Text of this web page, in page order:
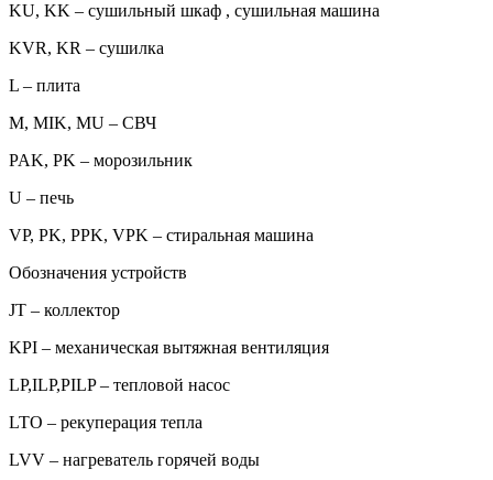
KU, KK – сушильный шкаф , сушильная машина
KVR, KR – сушилка
L – плита
M, MIK, MU – СВЧ
PAK, PK – морозильник
U – печь
VP, PK, PPK, VPK – стиральная машина
Обозначения устройств
JT – коллектор
KPI – механическая вытяжная вентиляция
LP,ILP,PILP – тепловой насос
LTO – рекуперация тепла
LVV – нагреватель горячей воды